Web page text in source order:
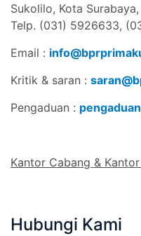
Sukolilo, Kota
Telp. (031) 5926633,
Email :
Kritik & saran :
Pengaduan :
Kantor Cabang &
Hubungi Kami